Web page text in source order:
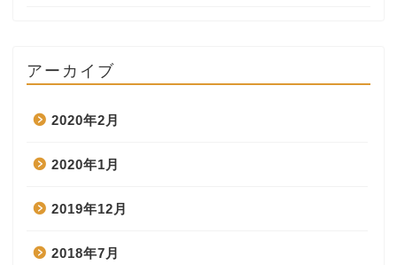
アーカイブ
2020年2月
2020年1月
2019年12月
2018年7月